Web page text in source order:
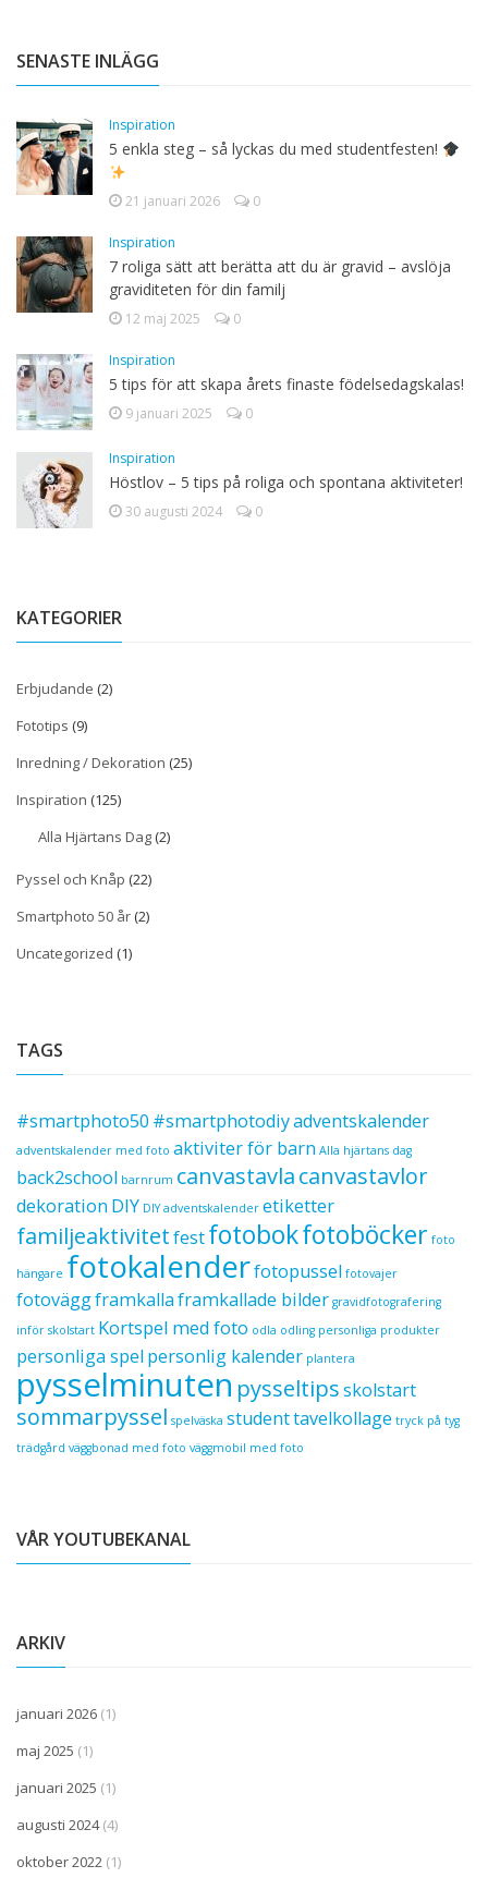
SENASTE INLÄGG
Inspiration
5 enkla steg – så lyckas du med studentfesten!
21 januari 2026 0
Inspiration
7 roliga sätt att berätta att du är gravid – avslöja
graviditeten för din familj
12 maj 2025 0
Inspiration
5 tips för att skapa årets finaste födelsedagskalas!
9 januari 2025 0
Inspiration
Höstlov – 5 tips på roliga och spontana aktiviteter!
30 augusti 2024 0
KATEGORIER
Erbjudande (2)
Fototips (9)
Inredning / Dekoration (25)
Inspiration (125)
Alla Hjärtans Dag(2)
Pyssel och Knåp (22)
Smartphoto 50 år(2)
Uncategorized (1)
TAGS
#smartphoto50 #smartphotodiyadventskalender
adventskalender med foto aktiviter för barn Alla hjärtans dag
back2school barnrum canvastavlacanvastavlor
dekoration DIY DIY adventskalender etiketter
familjeaktivitetfestfotobokfotoböcker foto
hängare fotokalenderfotopussel fotovajer
fotoväggframkallaframkallade bilder gravidfotografering
inför skolstart Kortspel med foto odla odling personliga produkter
personliga spelpersonlig kalender plantera
pysselminuten pysseltipsskolstart
sommarpyssel spelväska studenttavelkollage tryck på tyg
trädgård väggbonad med foto väggmobil med foto
VÅR YOUTUBEKANAL
ARKIV
januari 2026 (1)
maj 2025 (1)
januari 2025 (1)
augusti 2024(4)
oktober 2022 (1)